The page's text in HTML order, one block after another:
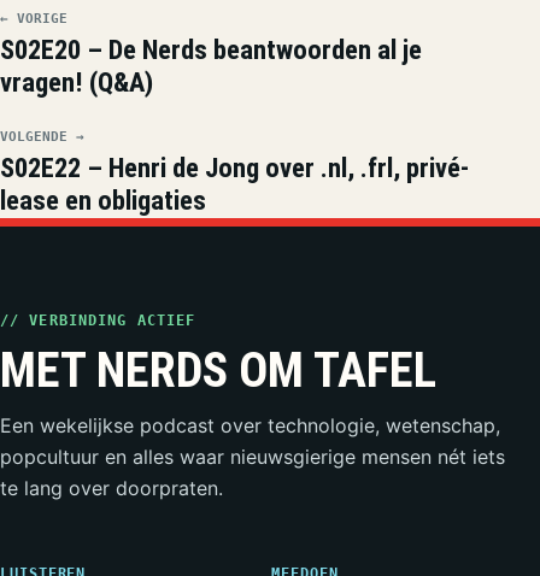
← VORIGE
S02E20 – De Nerds beantwoorden al je
vragen! (Q&A)
VOLGENDE →
S02E22 – Henri de Jong over .nl, .frl, privé-
lease en obligaties
// VERBINDING ACTIEF
MET NERDS OM TAFEL
Een wekelijkse podcast over technologie, wetenschap,
popcultuur en alles waar nieuwsgierige mensen nét iets
te lang over doorpraten.